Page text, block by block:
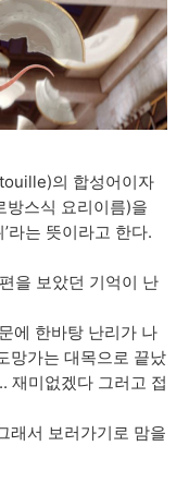
의 합성어이자
방스식 요리이름)을
라는 뜻이라고 한다.
을 보았던 기억이 난
에 한바탕 난리가 나
망가는 대목으로 끝났
재미없겠다 그러고 접
래서 보러가기로 맘을